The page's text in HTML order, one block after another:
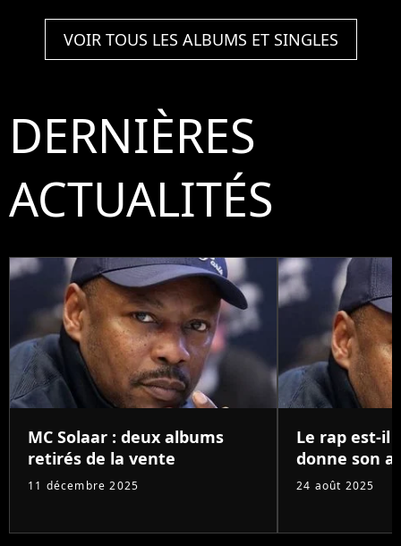
VOIR TOUS LES ALBUMS ET SINGLES
DERNIÈRES
ACTUALITÉS
MC Solaar : deux albums
retirés de la vente
11 décembre 2025
Le rap est-il
donne son
24 août 2025